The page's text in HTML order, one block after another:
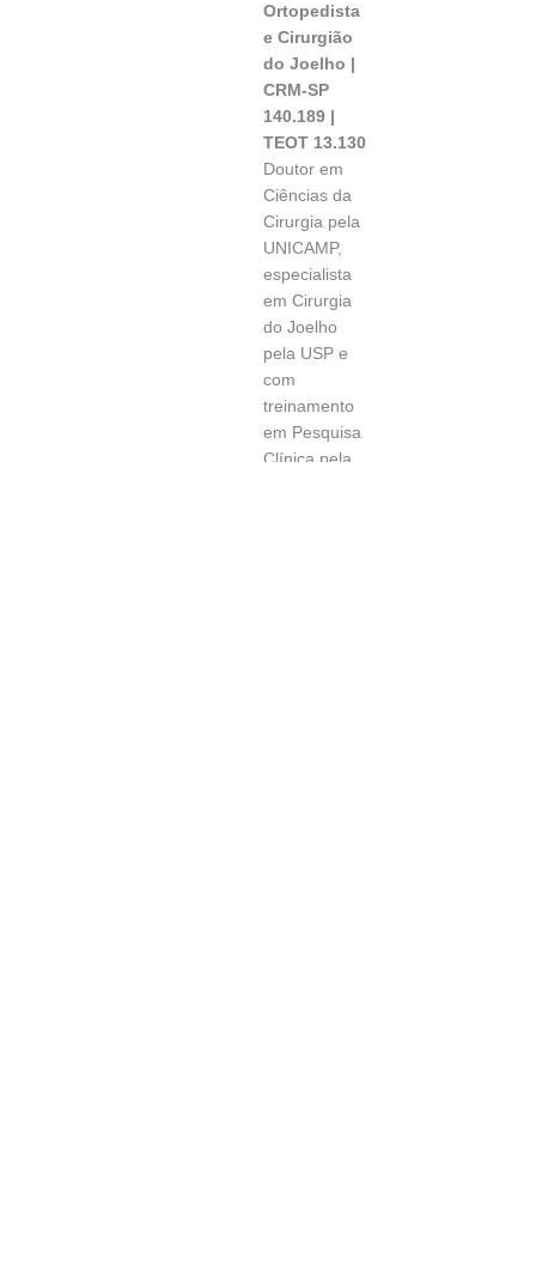
Ortopedista
e Cirurgião
do Joelho |
CRM-SP
140.189 |
TEOT 13.130
Doutor em
Ciências da
Cirurgia pela
UNICAMP,
especialista
em Cirurgia
do Joelho
pela USP e
com
treinamento
em Pesquisa
Clínica pela